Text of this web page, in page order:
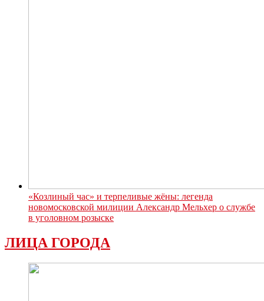
«Козлиный час» и терпеливые жёны: легенда
новомосковской милиции Александр Мельхер о службе
в уголовном розыске
ЛИЦА ГОРОДА